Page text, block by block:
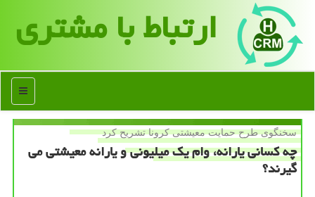
ارتباط با مشتری
منو
سخنگوی طرح حمایت معیشتی كرونا تشریح كرد
چه كسانی یارانه، وام یك میلیونی و یارانه معیشتی می
گیرند؟